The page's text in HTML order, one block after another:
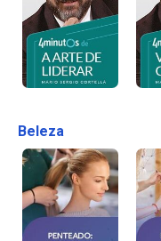
Beleza